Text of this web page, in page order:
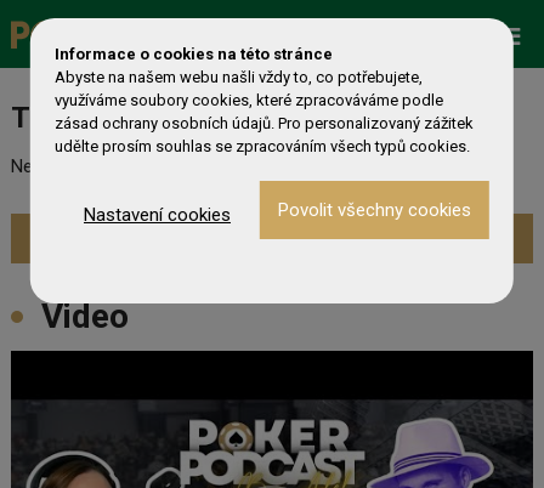
Turnaj nebyl nalezen
Nebyl nalezen odpovídající turnaj. Prevděpodobně již skončil.
Zobrazit aktuální turnaje »
Video
Informace o cookies na této stránce
Abyste na našem webu našli vždy to, co potřebujete,
využíváme soubory cookies, které zpracováváme podle
zásad ochrany osobních údajů. Pro personalizovaný zážitek
udělte prosím souhlas se zpracováním všech typů cookies.
Nastavení cookies